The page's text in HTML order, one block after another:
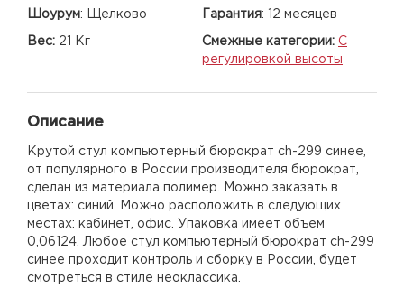
Шоурум: Щелково Гарантия: 12 месяцев
Вес: 21 Кг Смежные категории: С
регулировкой высоты
Описание
Крутой стул компьютерный бюрократ ch-299 синее,
от популярного в России производителя бюрократ,
сделан из материала полимер. Можно заказать в
цветах: синий. Можно расположить в следующих
местах: кабинет, офис. Упаковка имеет объем
0,06124. Любое стул компьютерный бюрократ ch-299
синее проходит контроль и сборку в России, будет
смотреться в стиле неоклассика.